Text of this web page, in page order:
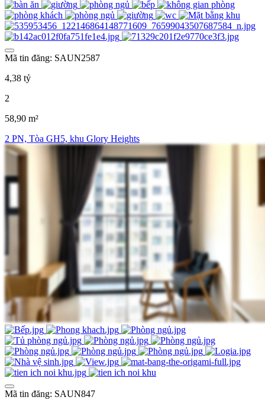
Mã tin đăng: SAUN2587
4,38 tỷ
2
58,90 m²
2 PN, Tòa GH5, khu Glory Heights
Mã tin đăng: SAUN847